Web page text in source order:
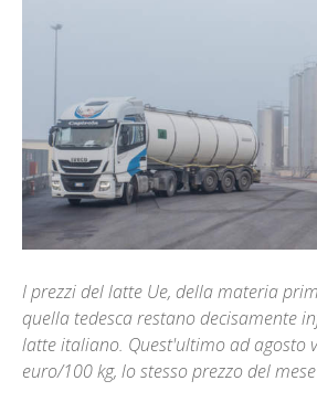
I prezzi del latte Ue, della materia
quella tedesca restano decisamente
latte italiano. Quest'ultimo ad agosto
euro/100 kg, lo stesso prezzo del